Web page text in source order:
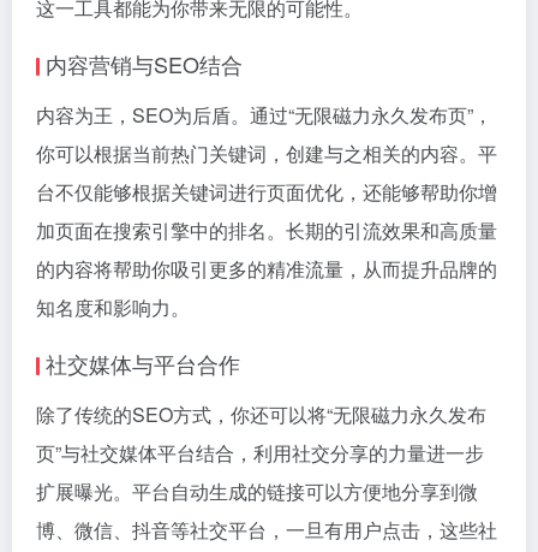
这一工具都能为你带来无限的可能性。
内容营销与SEO结合
内容为王，SEO为后盾。通过“无限磁力永久发布页”，
你可以根据当前热门关键词，创建与之相关的内容。平
台不仅能够根据关键词进行页面优化，还能够帮助你增
加页面在搜索引擎中的排名。长期的引流效果和高质量
的内容将帮助你吸引更多的精准流量，从而提升品牌的
知名度和影响力。
社交媒体与平台合作
除了传统的SEO方式，你还可以将“无限磁力永久发布
页”与社交媒体平台结合，利用社交分享的力量进一步
扩展曝光。平台自动生成的链接可以方便地分享到微
博、微信、抖音等社交平台，一旦有用户点击，这些社